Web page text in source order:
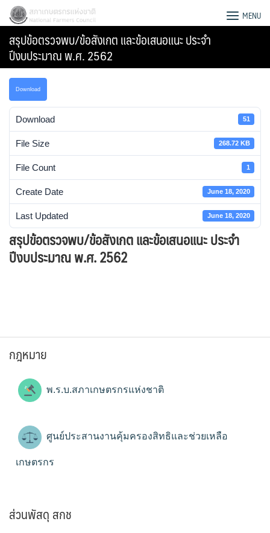
Skip
content
Search
for:
สภาเกษตรกรแห่งชาติ MENU
สรุปข้อตรวจพบ/ข้อสังเกต และข้อเสนอแนะ ประจำ
ปีงบประมาณ พ.ศ. 2562
Download
Download 51
File Size 268.72 KB
File Count 1
Create Date June 18, 2020
Last Updated June 18, 2020
สรุปข้อตรวจพบ/ข้อสังเกต และข้อเสนอแนะ ประจำ
ปีงบประมาณ พ.ศ. 2562
กฎหมาย
พ.ร.บ.สภาเกษตรกรแห่งชาติ
ศูนย์ประสานงานคุ้มครองสิทธิและช่วยเหลือ
เกษตรกร
ส่วนพัสดุ สกช